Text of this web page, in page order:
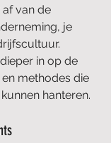
van de
je
in op de
methodes die
hanteren.